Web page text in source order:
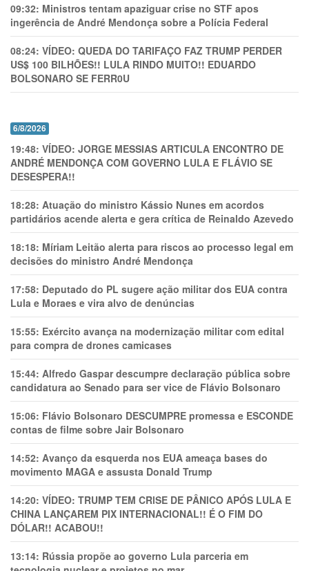
09:32: Ministros tentam apaziguar crise no STF apos
ingerência de André Mendonça sobre a Polícia Federal
08:24: VÍDEO: QUEDA DO TARIFAÇO FAZ TRUMP PERDER
US$ 100 BILHÕES!! LULA RINDO MUITO!! EDUARDO
BOLSONARO SE FERR0U
6/8/2026
19:48: VÍDEO: JORGE MESSIAS ARTICULA ENCONTRO DE
ANDRÉ MENDONÇA COM GOVERNO LULA E FLÁVIO SE
DESESPERA!!
18:28: Atuação do ministro Kássio Nunes em acordos
partidários acende alerta e gera crítica de Reinaldo Azevedo
18:18: Míriam Leitão alerta para riscos ao processo legal em
decisões do ministro André Mendonça
17:58: Deputado do PL sugere ação militar dos EUA contra
Lula e Moraes e vira alvo de denúncias
15:55: Exército avança na modernização militar com edital
para compra de drones camicases
15:44: Alfredo Gaspar descumpre declaração pública sobre
candidatura ao Senado para ser vice de Flávio Bolsonaro
15:06: Flávio Bolsonaro DESCUMPRE promessa e ESCONDE
contas de filme sobre Jair Bolsonaro
14:52: Avanço da esquerda nos EUA ameaça bases do
movimento MAGA e assusta Donald Trump
14:20: VÍDEO: TRUMP TEM CRlSE DE PÂNlCO APÓS LULA E
CHINA LANÇAREM PIX INTERNACIONAL!! É O FIM DO
DÓLAR!! ACABOU!!
13:14: Rússia propõe ao governo Lula parceria em